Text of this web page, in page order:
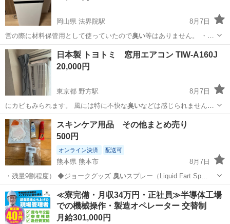
岡山県 法界院駅
8月7日
営の際に材料保管用として使っていたので臭い等はありません。 ・メ
ーカー：His…
岡山 岡山市 法界院駅 キッチン家電
日本製 トヨトミ 窓用エアコン TIW-A160J
20,000円
東京都 野方駅
8月7日
にカビもみられます。 風には特に不快な臭いなどは感じられません。
スキマシール…
東京 中野区 野方駅 季節、空調家電
スキンケア用品 その他まとめ売り
500円
オンライン決済 配送可
熊本県 熊本市
8月7日
・残量9割程度） ◆ジョークグッズ 臭いスプレー（Liquid Fart Sp…
熊本 熊本市 その他 バラ
≪寮完備・月収34万円・正社員≫半導体工場
での機械操作・製造オペレーター 交替制
月給301,000円